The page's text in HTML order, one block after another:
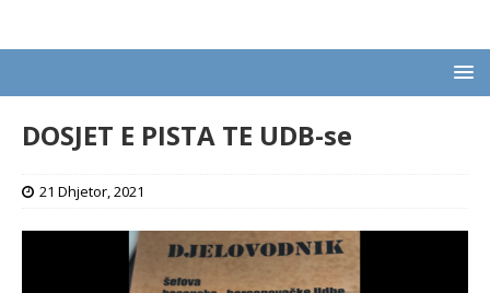
DOSJET E PISTA TE UDB-se
21 Dhjetor, 2021